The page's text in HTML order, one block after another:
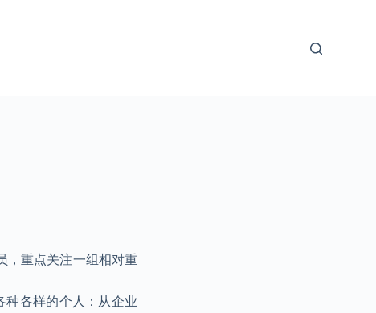
，重点关注一组相对重
种各样的个人：从企业